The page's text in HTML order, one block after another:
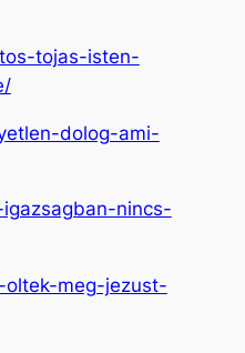
tojas-isten-
dolog-ami-
nincs-
oltek-meg-jezust-